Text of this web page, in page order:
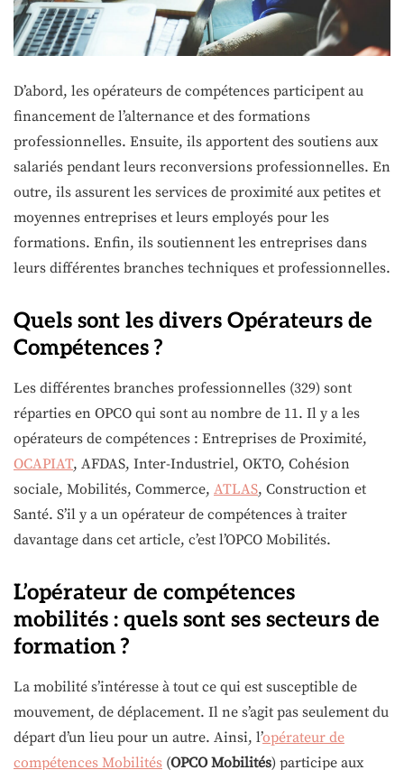
D’abord, les opérateurs de compétences participent au
financement de l’alternance et des formations
professionnelles. Ensuite, ils apportent des soutiens aux
salariés pendant leurs reconversions professionnelles. En
outre, ils assurent les services de proximité aux petites et
moyennes entreprises et leurs employés pour les
formations. Enfin, ils soutiennent les entreprises dans
leurs différentes branches techniques et professionnelles.
Quels sont les divers Opérateurs de
Compétences ?
Les différentes branches professionnelles (329) sont
réparties en OPCO qui sont au nombre de 11. Il y a les
opérateurs de compétences : Entreprises de Proximité,
OCAPIAT, AFDAS, Inter-Industriel, OKTO, Cohésion
sociale, Mobilités, Commerce, ATLAS, Construction et
Santé. S’il y a un opérateur de compétences à traiter
davantage dans cet article, c’est l’OPCO Mobilités.
L’opérateur de compétences
mobilités : quels sont ses secteurs de
formation ?
La mobilité s’intéresse à tout ce qui est susceptible de
mouvement, de déplacement. Il ne s’agit pas seulement du
départ d’un lieu pour un autre. Ainsi, l’opérateur de
compétences Mobilités (OPCO Mobilités) participe aux